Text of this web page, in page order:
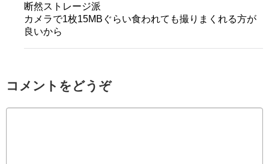
断然ストレージ派
カメラで1枚15MBぐらい食われても撮りまくれる方が
良いから
コメントをどうぞ